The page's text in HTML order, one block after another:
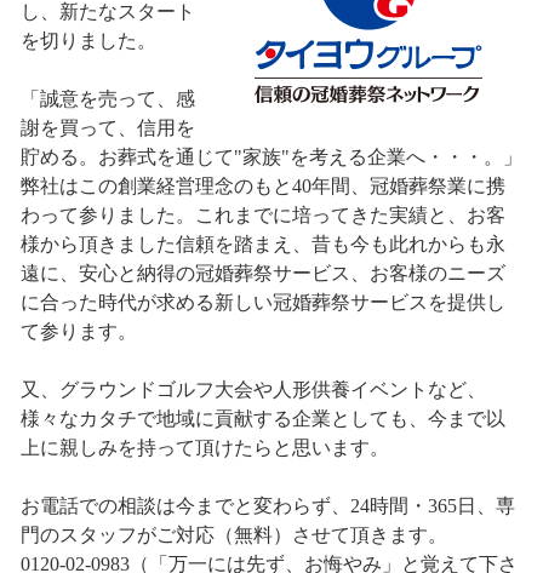
し、新たなスタート
を切りました。
「誠意を売って、感
謝を買って、信用を
貯める。お葬式を通じて"家族"を考える企業へ・・・。」
弊社はこの創業経営理念のもと40年間、冠婚葬祭業に携
わって参りました。これまでに培ってきた実績と、お客
様から頂きました信頼を踏まえ、昔も今も此れからも永
遠に、安心と納得の冠婚葬祭サービス、お客様のニーズ
に合った時代が求める新しい冠婚葬祭サービスを提供し
て参ります。
又、グラウンドゴルフ大会や人形供養イベントなど、
様々なカタチで地域に貢献する企業としても、今まで以
上に親しみを持って頂けたらと思います。
お電話での相談は今までと変わらず、24時間・365日、専
門のスタッフがご対応（無料）させて頂きます。
0120-02-0983（「万一には先ず、お悔やみ」と覚えて下さ